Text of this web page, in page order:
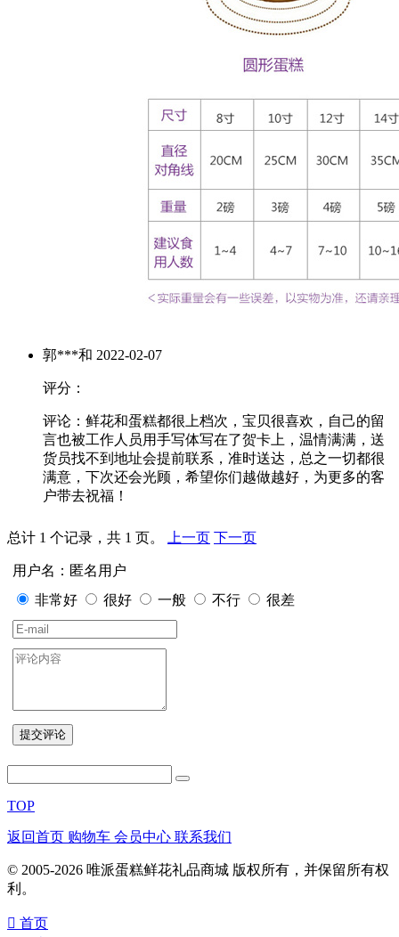
郭***和 2022-02-07
评分：
评论：鲜花和蛋糕都很上档次，宝贝很喜欢，自己的留
言也被工作人员用手写体写在了贺卡上，温情满满，送
货员找不到地址会提前联系，准时送达，总之一切都很
满意，下次还会光顾，希望你们越做越好，为更多的客
户带去祝福！
总计 1 个记录，共 1 页。 上一页 下一页
用户名：匿名用户
非常好
很好 一般 不行 很差
TOP
返回首页 购物车 会员中心 联系我们
© 2005-2026 唯派蛋糕鲜花礼品商城 版权所有，并保留所有权
利。
󰀁 首页